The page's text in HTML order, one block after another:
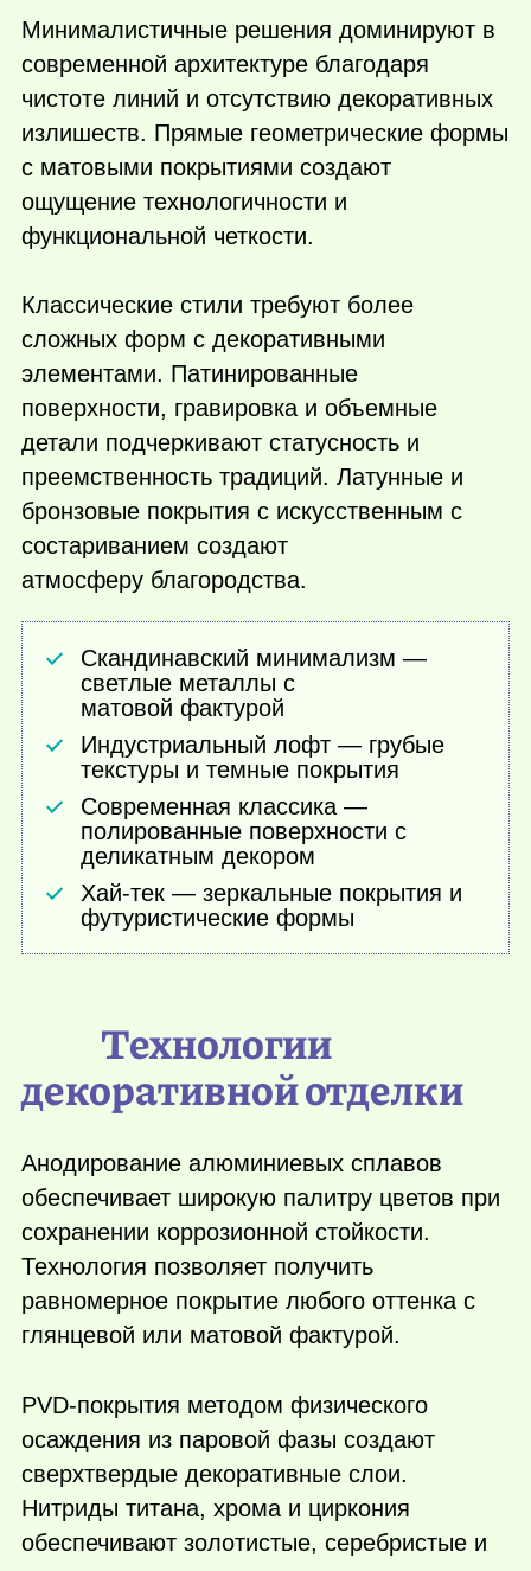
Минималистичные решения доминируют в
современной архитектуре благодаря
чистоте линий и отсутствию декоративных
излишеств. Прямые геометрические формы
с матовыми покрытиями создают
ощущение технологичности и
функциональной четкости.
Классические стили требуют более
сложных форм с декоративными
элементами. Патинированные
поверхности, гравировка и объемные
детали подчеркивают статусность и
преемственность традиций. Латунные и
бронзовые покрытия с искусственным с
состариванием создают
атмосферу благородства.
Скандинавский минимализм —
светлые металлы с
матовой фактурой
Индустриальный лофт — грубые
текстуры и темные покрытия
Современная классика —
полированные поверхности с
деликатным декором
Хай-тек — зеркальные покрытия и
футуристические формы
Технологии
декоративной отделки
Анодирование алюминиевых сплавов
обеспечивает широкую палитру цветов при
сохранении коррозионной стойкости.
Технология позволяет получить
равномерное покрытие любого оттенка с
глянцевой или матовой фактурой.
PVD-покрытия методом физического
осаждения из паровой фазы создают
сверхтвердые декоративные слои.
Нитриды титана, хрома и циркония
обеспечивают золотистые, серебристые и